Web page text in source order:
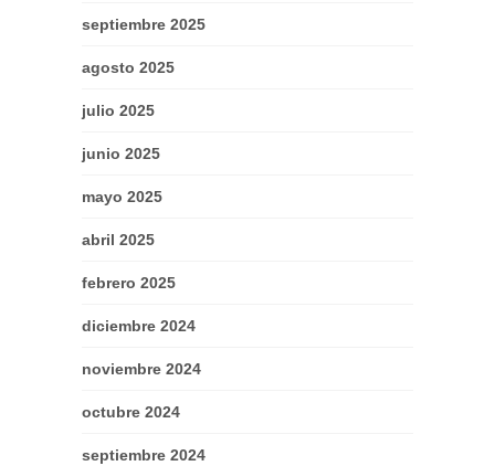
septiembre 2025
agosto 2025
julio 2025
junio 2025
mayo 2025
abril 2025
febrero 2025
diciembre 2024
noviembre 2024
octubre 2024
septiembre 2024